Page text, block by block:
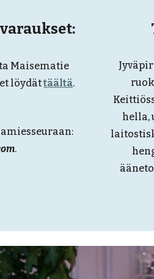
Maisematie
löydättäältä.
.
hella,